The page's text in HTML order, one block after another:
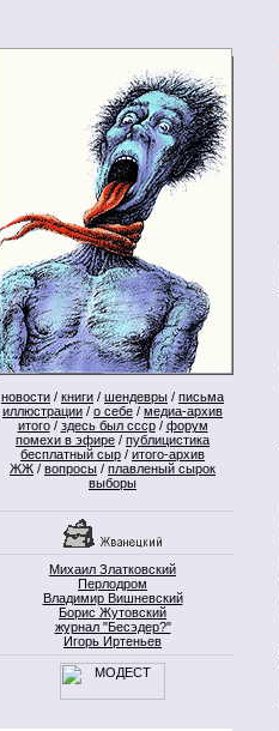
новости / книги / шендевры / письма
иллюстрации / о себе / медиа-архив
итого/ здесь был ссср/ форум
помехи в эфире / публицистика
бесплатный сыр / итого-архив
ЖЖ / вопросы / плавленый сырок
выборы
Михаил Златковский
Перлодром
Владимир Вишневский
Борис Жутовский
журнал "Бесэдер?"
Игорь Иртеньев